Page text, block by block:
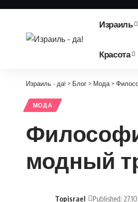
Израиль
Красота
Израиль - да! > Блог > Мода >
МОДА
модный
Topisrael Published: